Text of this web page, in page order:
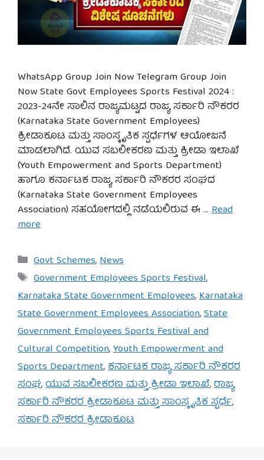
WhatsApp Group Join Now Telegram Group Join
Now State Govt Employees Sports Festival 2024 :
2023-24ನೇ ಸಾಲಿನ ರಾಜ್ಯಮಟ್ಟದ ರಾಜ್ಯ ಸರ್ಕಾರಿ ನೌಕರರ
(Karnataka State Government Employees)
ಕ್ರೀಡಾಕೂಟ ಮತ್ತು ಸಾಂಸ್ಕೃತಿಕ ಸ್ಪರ್ಧೆಗಳ ಆಯೋಜನೆ
ಮಾಡಲಾಗಿದೆ. ಯುವ ಸಬಲೀಕರಣ ಮತ್ತು ಕ್ರೀಡಾ ಇಲಾಖೆ
(Youth Empowerment and Sports Department)
ಹಾಗೂ ಕರ್ನಾಟಕ ರಾಜ್ಯ ಸರ್ಕಾರಿ ನೌಕರರ ಸಂಘದ
(Karnataka State Government Employees
Association) ಸಹಯೋಗದಲ್ಲಿ ನಡೆಯಲಿರುವ ಈ … Read
more
Categories
Govt Schemes,News
Tags
Government Employees Sports Festival,
Karnataka State Government Employees,Karnataka
State Government Employees Association,State
Government Employees Sports Festival and
Cultural Competition,Youth Empowerment and
Sports Department,ಕರ್ನಾಟಕ ರಾಜ್ಯ ಸರ್ಕಾರಿ ನೌಕರರ
ಸಂಘ,ಯುವ ಸಬಲೀಕರಣ ಮತ್ತು ಕ್ರೀಡಾ ಇಲಾಖೆ,ರಾಜ್ಯ
ಸರ್ಕಾರಿ ನೌಕರರ ಕ್ರೀಡಾಕೂಟ ಮತ್ತು ಸಾಂಸ್ಕೃತಿಕ ಸ್ಪರ್ಧೆ,
ಸರ್ಕಾರಿ ನೌಕರರ ಕ್ರೀಡಾಕೂಟ